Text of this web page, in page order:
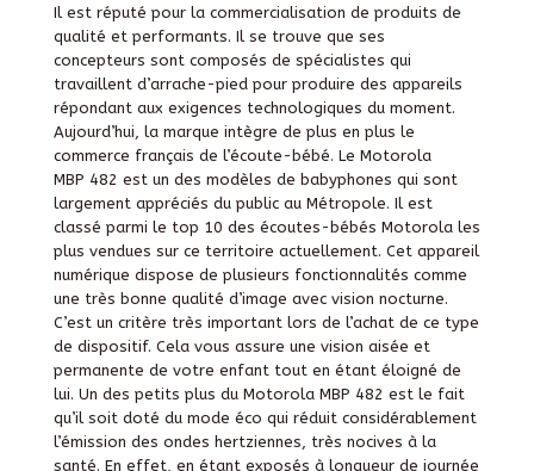
Il est réputé pour la commercialisation de produits de
qualité et performants. Il se trouve que ses
concepteurs sont composés de spécialistes qui
travaillent d’arrache-pied pour produire des appareils
répondant aux exigences technologiques du moment.
Aujourd’hui, la marque intègre de plus en plus le
commerce français de l’écoute-bébé. Le Motorola
MBP 482 est un des modèles de babyphones qui sont
largement appréciés du public au Métropole. Il est
classé parmi le top 10 des écoutes-bébés Motorola les
plus vendues sur ce territoire actuellement. Cet appareil
numérique dispose de plusieurs fonctionnalités comme
une très bonne qualité d’image avec vision nocturne.
C’est un critère très important lors de l’achat de ce type
de dispositif. Cela vous assure une vision aisée et
permanente de votre enfant tout en étant éloigné de
lui. Un des petits plus du Motorola MBP 482 est le fait
qu’il soit doté du mode éco qui réduit considérablement
l’émission des ondes hertziennes, très nocives à la
santé. En effet, en étant exposés à longueur de journée